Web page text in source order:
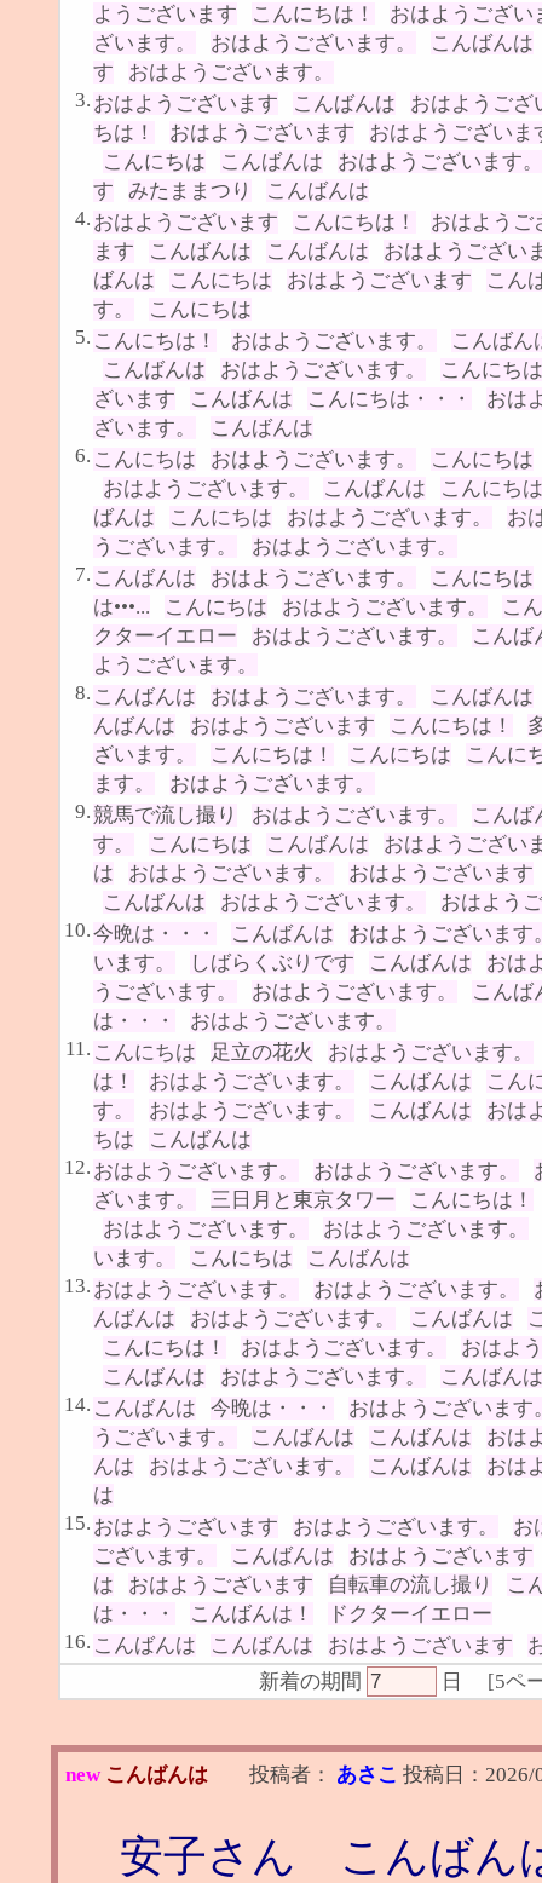
ようございます
こんにちは！
おはようござい
ざいます。
おはようございます。
こんばんは
す
おはようございます。
3. おはようございます こんばんは
おはようござ
ちは！
おはようございます
おはようございま
こんにちは
こんばんは
おはようございます。
す
みたままつり
こんばんは
4. おはようございます こんにちは！
おはようご
ます
こんばんは こんばんは
おはようござい
ばんは
こんにちは おはようございます
こん
す。
こんにちは
5. こんにちは！ おはようございます。
こんばん
こんばんは
おはようございます。
こんにち
ざいます
こんばんは こんにちは・・・
おは
ざいます。
こんばんは
6. こんにちは おはようございます。
こんにちは
おはようございます。
こんばんは
こんにち
ばんは
こんにちは おはようございます。
お
うございます。
おはようございます。
7. こんばんは おはようございます。
こんにちは
は•••...
こんにちは おはようございます。
こ
クターイエロー
おはようございます。
こんば
ようございます。
8. こんばんは おはようございます。
こんばんは
んばんは
おはようございます こんにちは！
ざいます。
こんにちは！ こんにちは
こんに
ます。
おはようございます。
9.競馬で流し撮り おはようございます。
こんば
す。
こんにちは こんばんは
おはようござい
は
おはようございます。
おはようございます
こんばんは
おはようございます。
おはよう
10.今晩は・・・ こんばんは
おはようございます
います。
しばらくぶりです こんばんは
おは
うございます。
おはようございます。
こんば
は・・・
おはようございます。
11. こんにちは 足立の花火
おはようございます。
は！
おはようございます。 こんばんは
こん
す。
おはようございます。 こんばんは
おは
ちは
こんばんは
12. おはようございます。 おはようございます。
ざいます。
三日月と東京タワー
こんにちは！
おはようございます。
おはようございます。
います。
こんにちは
こんばんは
13. おはようございます。 おはようございます。
んばんは
おはようございます。 こんばんは
こんにちは！
おはようございます。
おはよ
こんばんは
おはようございます。
こんばんは
14. こんばんは 今晩は・・・
おはようございます
うございます。
こんばんは こんばんは
おは
んは
おはようございます。 こんばんは
おは
は
15. おはようございます おはようございます。
お
ございます。
こんばんは
おはようございます
は
おはようございます 自転車の流し撮り
こ
は・・・
こんばんは！
ドクターイエロー
16. こんばんは こんばんは おはようございます
新着の期間
日 [5ペ
new こんばんは 投稿者： あさこ 投稿日： 2026/
安子さん こんばん